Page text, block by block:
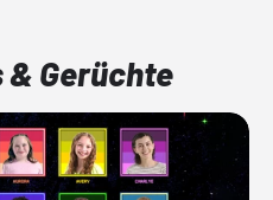
& Gerüchte